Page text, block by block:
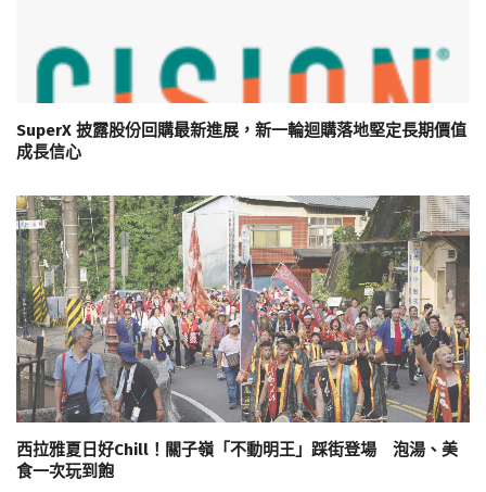
SuperX 披露股份回購最新進展，新一輪迴購落地堅定長期價值
成長信心
西拉雅夏日好Chill！關子嶺「不動明王」踩街登場 泡湯、美
食一次玩到飽